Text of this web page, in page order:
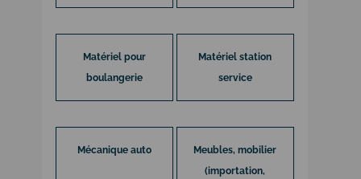
Matériel pour
boulangerie
Matériel station
service
Mécanique auto
Meubles, mobilier
(importation,